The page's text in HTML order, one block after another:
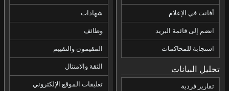
أفانت في الإعلام
انضم إلى قائمة البريد
استجابة للمحاكمات
تحليل البيانات
تقارير فردية
شهادات
وظائف
المقيمون والتقييم
الثقة والامتثال
تعليقات الموقع الإلكتروني